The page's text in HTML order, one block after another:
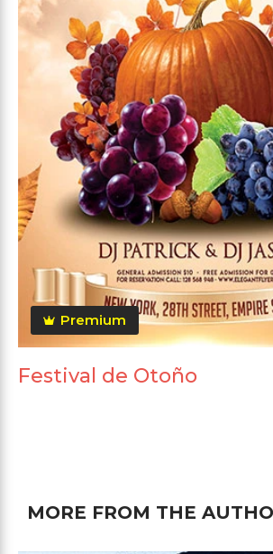
Premium
Festival de Otoño
MORE FROM THE